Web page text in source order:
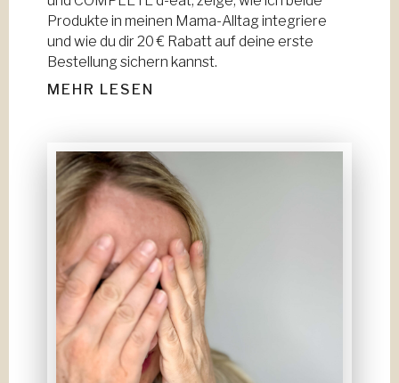
Produkte in meinen Mama-Alltag integriere
und wie du dir 20 € Rabatt auf deine erste
Bestellung sichern kannst.
MEHR LESEN